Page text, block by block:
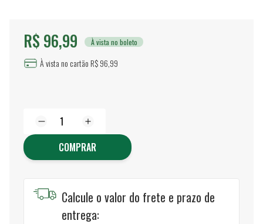
R$ 96,99 À vista no boleto
À vista no cartão R$ 96,99
COMPRAR
Calcule o valor do frete e prazo de
entrega: